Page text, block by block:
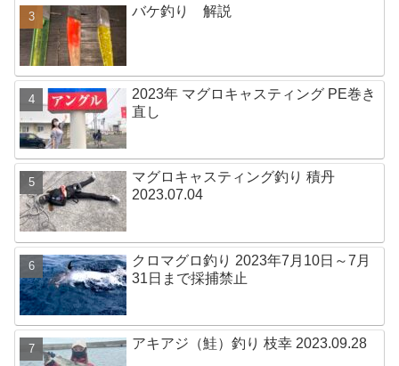
バケ釣り 解説
2023年 マグロキャスティング PE巻き
直し
マグロキャスティング釣り 積丹
2023.07.04
クロマグロ釣り 2023年7月10日～7月
31日まで採捕禁止
アキアジ（鮭）釣り 枝幸 2023.09.28